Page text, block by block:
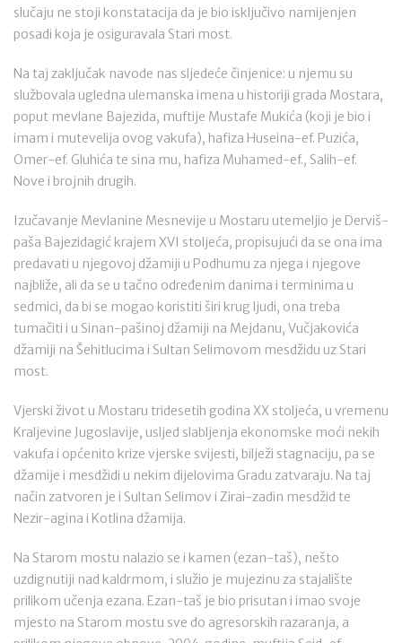
slučaju ne stoji konstatacija da je bio isključivo namijenjen
posadi koja je osiguravala Stari most.
Na taj zaključak navode nas sljedeće činjenice: u njemu su
službovala ugledna ulemanska imena u historiji grada Mostara,
poput mevlane Bajezida, muftije Mustafe Mukića (koji je bio i
imam i mutevelija ovog vakufa), hafiza Huseina-ef. Puzića,
Omer-ef. Gluhića te sina mu, hafiza Muhamed-ef., Salih-ef.
Nove i brojnih drugih.
Izučavanje Mevlanine Mesnevije u Mostaru utemeljio je Derviš-
paša Bajezidagić krajem XVI stoljeća, propisujući da se ona ima
predavati u njegovoj džamiji u Podhumu za njega i njegove
najbliže, ali da se u tačno određenim danima i terminima u
sedmici, da bi se mogao koristiti širi krug ljudi, ona treba
tumačiti i u Sinan-pašinoj džamiji na Mejdanu, Vučjakovića
džamiji na Šehitlucima i Sultan Selimovom mesdžidu uz Stari
most.
Vjerski život u Mostaru tridesetih godina XX stoljeća, u vremenu
Kraljevine Jugoslavije, usljed slabljenja ekonomske moći nekih
vakufa i općenito krize vjerske svijesti, bilježi stagnaciju, pa se
džamije i mesdžidi u nekim dijelovima Gradu zatvaraju. Na taj
način zatvoren je i Sultan Selimov i Zirai-zadin mesdžid te
Nezir-agina i Kotlina džamija.
Na Starom mostu nalazio se i kamen (ezan-taš), nešto
uzdignutiji nad kaldrmom, i služio je mujezinu za stajalište
prilikom učenja ezana. Ezan-taš je bio prisutan i imao svoje
mjesto na Starom mostu sve do agresorskih razaranja, a